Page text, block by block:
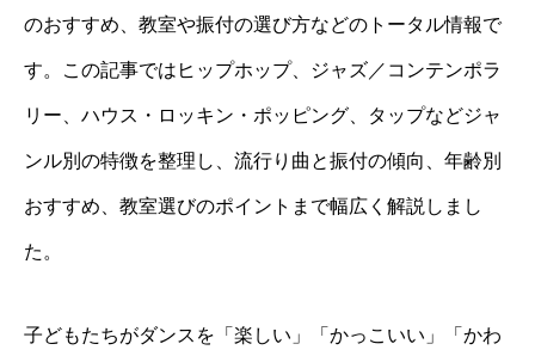
のおすすめ、教室や振付の選び方などのトータル情報で
す。この記事ではヒップホップ、ジャズ／コンテンポラ
リー、ハウス・ロッキン・ポッピング、タップなどジャ
ンル別の特徴を整理し、流行り曲と振付の傾向、年齢別
おすすめ、教室選びのポイントまで幅広く解説しまし
た。
子どもたちがダンスを「楽しい」「かっこいい」「かわ